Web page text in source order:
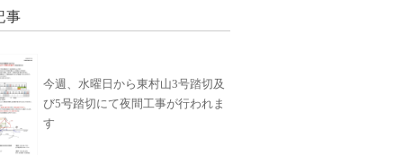
事
今週、水曜日から東村山3号踏切及
び5号踏切にて夜間工事が行われま
す